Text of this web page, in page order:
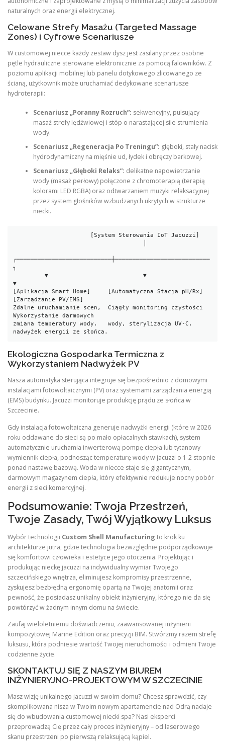
naturalnych oraz energii elektrycznej.
Celowane Strefy Masażu (Targeted Massage
Zones) i Cyfrowe Scenariusze
W customowej niecce każdy zestaw dysz jest zasilany przez osobne
pętle hydrauliczne sterowane elektronicznie za pomocą falowników. Z
poziomu aplikacji mobilnej lub panelu dotykowego zlicowanego ze
ścianą, użytkownik może uruchamiać dedykowane scenariusze
hydroterapii:
Scenariusz „Poranny Rozruch”: sekwencyjny, pulsujący
masaż strefy lędźwiowej i stóp o narastającej sile strumienia
wody.
Scenariusz „Regeneracja Po Treningu”: głęboki, stały nacisk
hydrodynamiczny na mięśnie ud, łydek i obręczy barkowej.
Scenariusz „Głęboki Relaks”: delikatne napowietrzanie
wody (masaż perłowy) połączone z chromoterapią (terapią
kolorami LED RGBA) oraz odtwarzaniem muzyki relaksacyjnej
przez system głośników wzbudzanych ukrytych w strukturze
niecki.
┌───────────────────────────┼───────────────────────────
┐
         ▼                           ▼
▼
[Aplikacja Smart Home]     [Automatyczna Stacja pH/Rx]
[Zarządzanie PV/EMS]
Zdalne uruchamianie scen,  Ciągły monitoring czystości
Wykorzystanie darmowych
zmiana temperatury wody.   wody, sterylizacja UV-C.
Ekologiczna Gospodarka Termiczna z
Wykorzystaniem Nadwyżek PV
Nasza automatyka sterująca integruje się bezpośrednio z domowymi
instalacjami fotowoltaicznymi (PV) oraz systemami zarządzania energią
(EMS) budynku. Jacuzzi monitoruje produkcję prądu ze słońca w
Szczecinie.
Gdy instalacja fotowoltaiczna generuje nadwyżki energii (które w 2026
roku oddawane do sieci są po mało opłacalnych stawkach), system
automatycznie uruchamia inwerterową pompę ciepła lub tytanowy
wymiennik ciepła, podnosząc temperaturę wody w jacuzzi o 1-2 stopnie
ponad nastawę bazową. Woda w niecce staje się gigantycznym,
darmowym magazynem ciepła, który efektywnie redukuje nocny pobór
energii z sieci komercyjnej.
Podsumowanie: Twoja Przestrzeń,
Twoje Zasady, Twój Wyjątkowy Luksus
Wybór technologii Custom Shell Manufacturing to krok ku
architekturze jutra, gdzie technologia bezwzględnie podporządkowuje
się komfortowi człowieka i estetyce jego otoczenia. Projektując i
produkując nieckę jacuzzi na indywidualny wymiar Twojego
szczecińskiego wnętrza, eliminujesz kompromisy przestrzenne,
zyskujesz bezbłędną ergonomię opartą na Twojej anatomii oraz
pewność, że posiadasz unikalny obiekt inżynieryjny, którego nie da się
powtórzyć w żadnym innym domu na świecie.
Zaufaj wieloletniemu doświadczeniu, zaawansowanej inżynierii
kompozytowej Marine Edition oraz precyzji BIM. Stwórzmy razem strefę
luksusu, która podniesie wartość Twojej nieruchomości i odmieni Twoje
codzienne życie.
SKONTAKTUJ SIĘ Z NASZYM BIUREM
INŻYNIERYJNO-PROJEKTOWYM W SZCZECINIE
Masz wizję unikalnego jacuzzi w swoim domu? Chcesz sprawdzić, czy
skomplikowana nisza w Twoim nowym apartamencie nad Odrą nadaje
się do wbudowania customowej niecki spa? Nasi eksperci
przeprowadzą Cię przez cały proces inżynieryjny – od laserowego
skanu przestrzeni po pierwszą relaksującą kąpiel.